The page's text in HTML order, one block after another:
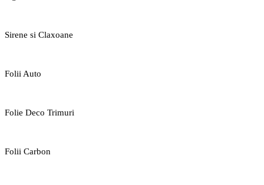
Sirene si Claxoane
Folii Auto
Folie Deco Trimuri
Folii Carbon